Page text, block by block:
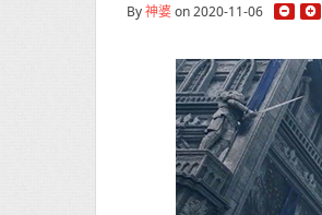
By神婆on 2020-11-06